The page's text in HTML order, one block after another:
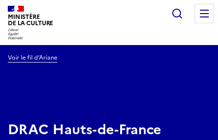
MINISTÈRE
DE LA CULTURE
Voir le fil d’Ariane
DRAC Hauts-de-France